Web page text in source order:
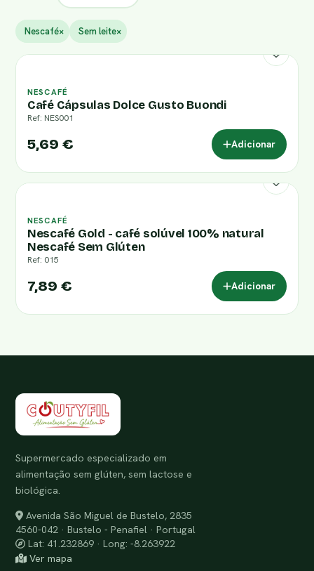
Nescafé× Sem leite×
NESCAFÉ
Café Cápsulas Dolce Gusto Buondi
Ref: NES001
5,69 € Adicionar
NESCAFÉ
Nescafé Gold - café solúvel 100% natural
Nescafé Sem Glúten
Ref: 015
7,89 € Adicionar
Supermercado especializado em
alimentação sem glúten, sem lactose e
biológica.
Avenida São Miguel de Bustelo, 2835
4560-042 · Bustelo - Penafiel · Portugal
Lat: 41.232869 · Long: -8.263922
Ver mapa